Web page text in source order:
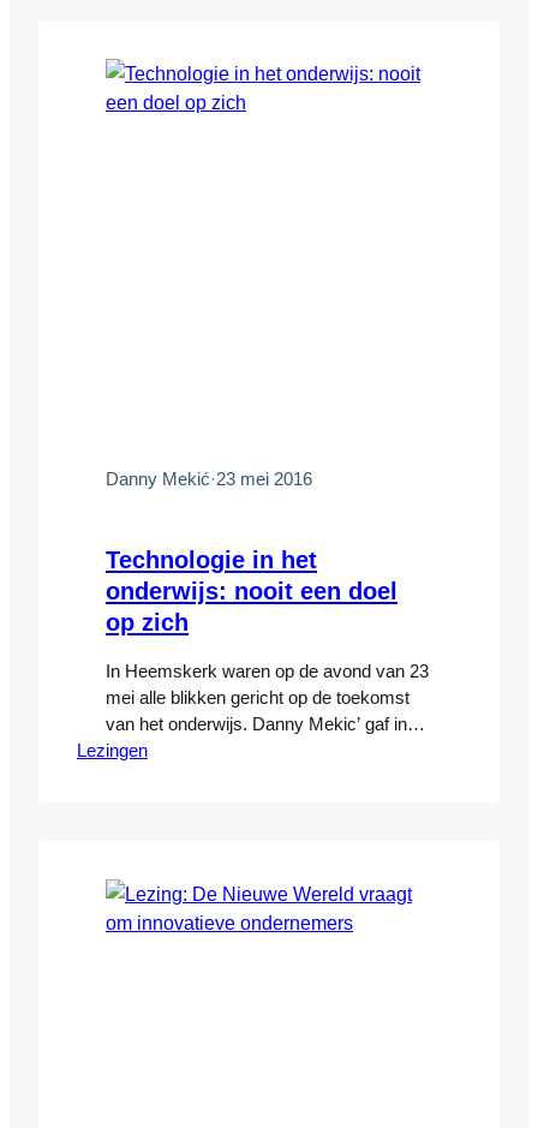
snel ontwikkeld dat systemen…
Danny Mekić·23 mei 2016
Technologie in het
onderwijs: nooit een doel
op zich
In Heemskerk waren op de avond van 23
mei alle blikken gericht op de toekomst
van het onderwijs. Danny Mekic’ gaf in
zijn lezing voor onderwijsstichting Fedra
interessante nieuwe mogelijkheden, maar
ook valkuilen, waarschuwde…
Lezingen